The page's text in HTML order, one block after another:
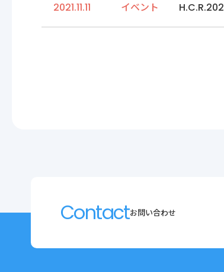
2021.11.11 イベント
Contactお問い合わせ